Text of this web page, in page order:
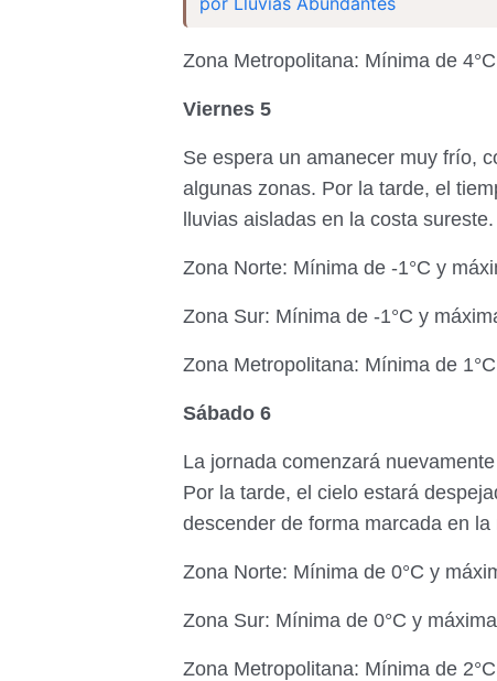
Zona Metropolitana: Mínima de
Viernes 5
Se espera un amanecer muy frío,
algunas zonas. Por la tarde, el
lluvias aisladas en la costa
Zona Norte: Mínima de -1°C y
Zona Sur: Mínima de -1°C y
Zona Metropolitana: Mínima de
Sábado 6
La jornada comenzará
Por la tarde, el cielo estará
descender de forma marcada en
Zona Norte: Mínima de 0°C y
Zona Sur: Mínima de 0°C y
Zona Metropolitana: Mínima de